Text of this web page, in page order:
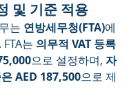
및 기준 적용
는 연방세무청(FTA)에
는 의무적 VAT 등록
으로 설정하며, 자
AED 187,500으로 제